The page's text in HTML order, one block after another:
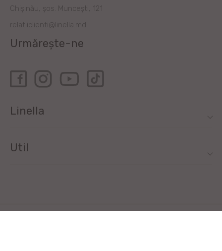
Chișinău, șos. Muncești, 121
relatiiclienti@linella.md
Urmărește-ne
Linella
Util